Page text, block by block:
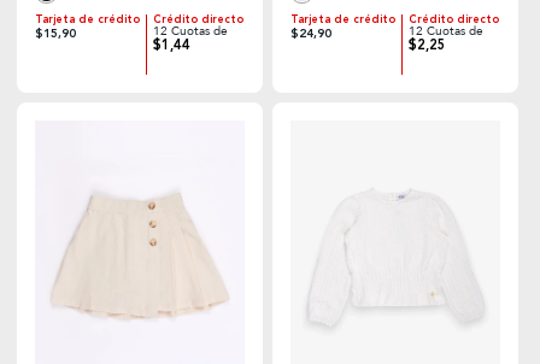
Tarjeta de crédito
$15,90
Crédito directo
12 Cuotas de
$1,44
Tarjeta de crédito
$24,90
Crédito directo
12 Cuotas de
$2,25